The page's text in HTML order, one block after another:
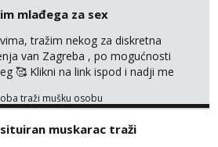
mlađega za sex
tražim nekog za diskretna
van Zagreba , po mogućnosti
🥰 Klikni na link ispod i nadji me
traži mušku osobu
situiran muskarac traži